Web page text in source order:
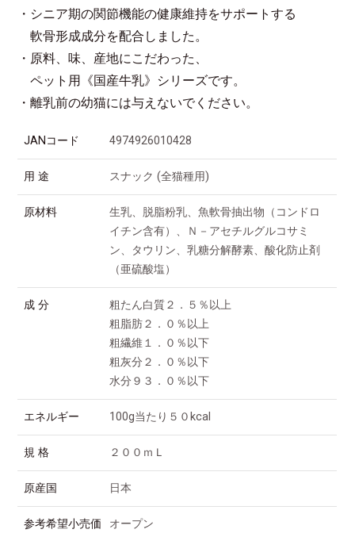
・シニア期の関節機能の健康維持をサポートする
軟骨形成成分を配合しました。
・原料、味、産地にこだわった、
ペット用《国産牛乳》シリーズです。
・離乳前の幼猫には与えないでください。
JANコード 4974926010428
用 途 スナック (全猫種用)
原材料
生乳、脱脂粉乳、魚軟骨抽出物（コンドロ
イチン含有）、Ｎ－アセチルグルコサミ
ン、タウリン、乳糖分解酵素、酸化防止剤
（亜硫酸塩）
成 分
粗たん白質２．５％以上
粗脂肪２．０％以上
粗繊維１．０％以下
粗灰分２．０％以下
水分９３．０％以下
エネルギー 100g当たり５０kcal
規 格 ２００ｍＬ
原産国 日本
参考希望小売価
オープン